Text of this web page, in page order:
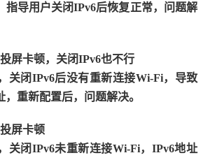
指导用户关闭IPv6后恢复正常，问题解
屏卡顿，关闭IPv6也不行
关闭IPv6后没有重新连接Wi-Fi，导致
重新配置后，问题解决。
屏卡顿
关闭IPv6未重新连接Wi-Fi，IPv6地址